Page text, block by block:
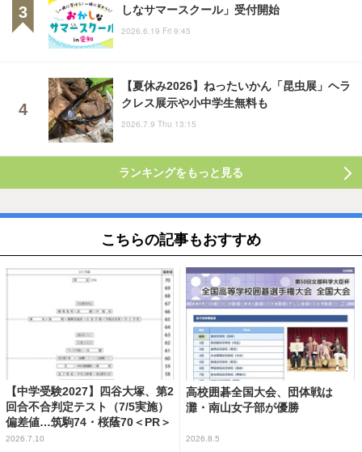
しなサマースクール」受付開始
2026.6.19 Fri 9:45
【夏休み2026】ねったいかん「昆虫展」ヘラ
クレス展示や小中学生無料も
2026.7.9 Thu 13:15
ランキングをもっと見る
こちらの記事もおすすめ
【中学受験2027】四谷大塚、第2
回合不合判定テスト（7/5実施）
偏差値…筑駒74・桜蔭70＜PR＞
2026.7.10
高校囲碁全国大会、団体戦は
灘・南山女子部が優勝
2026.8.5